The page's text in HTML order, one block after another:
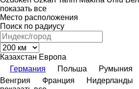
показать все
Место расположения
Поиск по радиусу
Казахстан Европа
Германия
Польша Румыния
Венгрия
Франция Нидерланды